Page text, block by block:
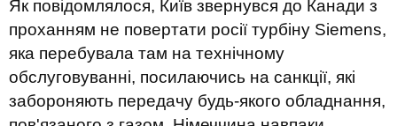
Як повідомлялося, Київ звернувся до Канади з
проханням не повертати росії турбіну Siemens,
яка перебувала там на технічному
обслуговуванні, посилаючись на санкції, які
забороняють передачу будь-якого обладнання,